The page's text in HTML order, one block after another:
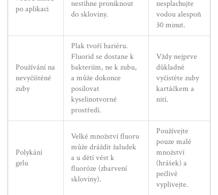
po aplikaci
nestihne proniknout
do skloviny.
nesplachujte
vodou alespoň
30 minut.
Používání na
nevyčištěné
zuby
Plak tvoří bariéru.
Fluorid se dostane k
bakteriím, ne k zubu,
a může dokonce
posilovat
kyselinotvorné
prostředí.
Vždy nejprve
důkladně
vyčistěte zuby
kartáčkem a
nití.
Polykání
gelu
Velké množství fluoru
může dráždit žaludek
a u dětí vést k
fluoróze (zbarvení
skloviny).
Používejte
pouze malé
množství
(hrášek) a
pečlivě
vyplivejte.